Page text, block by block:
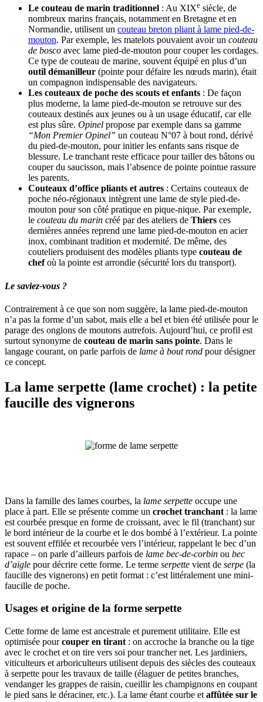
Le couteau de marin traditionnel : Au XIXe siècle, de
nombreux marins français, notamment en Bretagne et en
Normandie, utilisent un couteau breton pliant à lame pied-de-
mouton. Par exemple, les matelots pouvaient avoir un couteau
de bosco avec lame pied-de-mouton pour couper les cordages.
Ce type de couteau de marine, souvent équipé en plus d’un
outil démanilleur (pointe pour défaire les nœuds marin), était
un compagnon indispensable des navigateurs.
Les couteaux de poche des scouts et enfants : De façon
plus moderne, la lame pied-de-mouton se retrouve sur des
couteaux destinés aux jeunes ou à un usage éducatif, car elle
est plus sûre. Opinel propose par exemple dans sa gamme
“Mon Premier Opinel” un couteau N°07 à bout rond, dérivé
du pied-de-mouton, pour initier les enfants sans risque de
blessure. Le tranchant reste efficace pour tailler des bâtons ou
couper du saucisson, mais l’absence de pointe pointue rassure
les parents.
Couteaux d’office pliants et autres : Certains couteaux de
poche néo-régionaux intègrent une lame de style pied-de-
mouton pour son côté pratique en pique-nique. Par exemple,
le couteau du marin créé par des ateliers de Thiers ces
dernières années reprend une lame pied-de-mouton en acier
inox, combinant tradition et modernité. De même, des
couteliers produisent des modèles pliants type couteau de
chefoù la pointe est arrondie (sécurité lors du transport).
Le saviez-vous ?
Contrairement à ce que son nom suggère, la lame pied-de-mouton
n’a pas la forme d’un sabot, mais elle a bel et bien été utilisée pour le
parage des onglons de moutons autrefois. Aujourd’hui, ce profil est
surtout synonyme de couteau de marin sans pointe. Dans le
langage courant, on parle parfois de lame à bout rond pour désigner
ce concept.
La lame serpette (lame crochet) : la petite
faucille des vignerons
Dans la famille des lames courbes, la lame serpette occupe une
place à part. Elle se présente comme un crochet tranchant : la lame
est courbée presque en forme de croissant, avec le fil (tranchant) sur
le bord intérieur de la courbe et le dos bombé à l’extérieur. La pointe
est souvent effilée et recourbée vers l’intérieur, rappelant le bec d’un
rapace – on parle d’ailleurs parfois de lame bec-de-corbin ou bec
d’aigle pour décrire cette forme. Le terme serpette vient de serpe (la
faucille des vignerons) en petit format : c’est littéralement une mini-
faucille de poche.
Usages et origine de la forme serpette
Cette forme de lame est ancestrale et purement utilitaire. Elle est
optimisée pourcouper en tirant : on accroche la branche ou la tige
avec le crochet et on tire vers soi pour trancher net. Les jardiniers,
viticulteurs et arboriculteurs utilisent depuis des siècles des couteaux
à serpette pour les travaux de taille (élaguer de petites branches,
vendanger les grappes de raisin, cueillir les champignons en coupant
le pied sans le déraciner, etc.). La lame étant courbe et affûtée sur le